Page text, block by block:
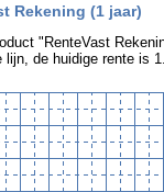
Rekening (1 jaar)
"RenteVast
lijn, de huidige rente is